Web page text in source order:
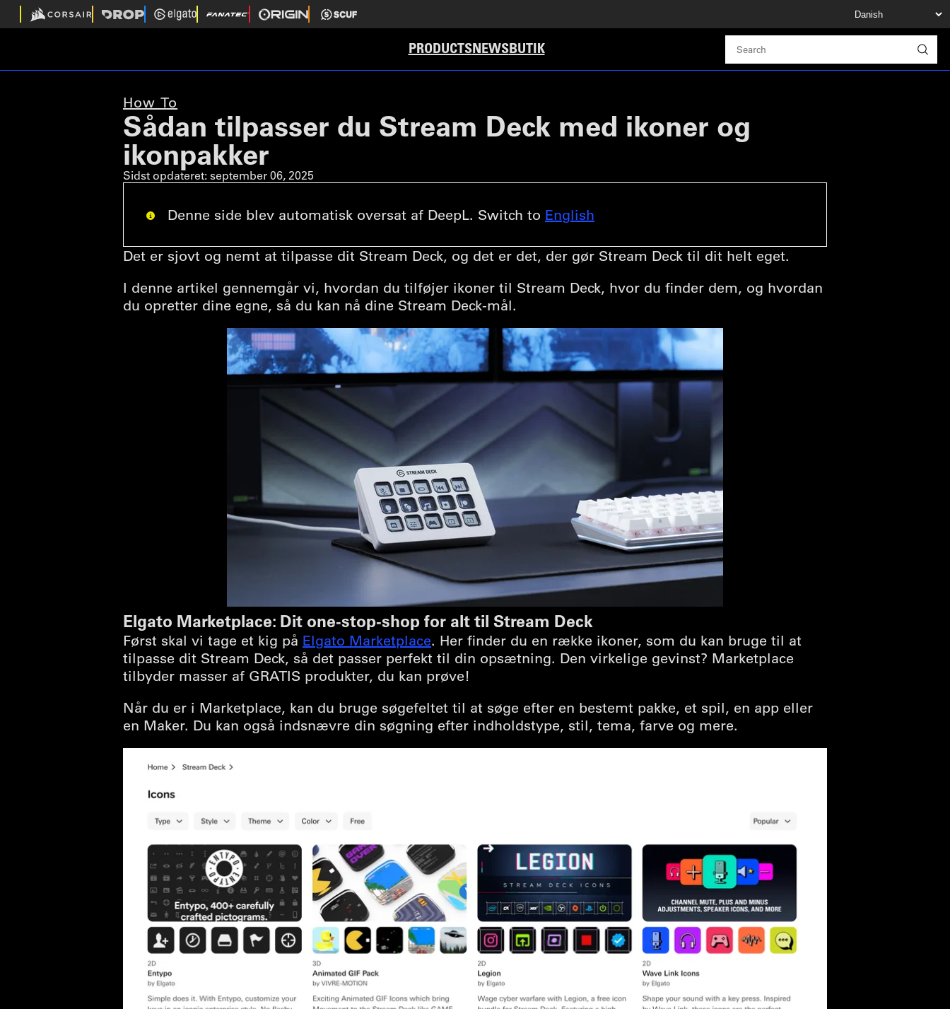
PRODUCTSNEWSBUTIK
How To
Sådan tilpasser du Stream Deck med ikoner og
ikonpakker
Sidst opdateret:september 06, 2025
Denne side blev automatisk oversat af DeepL. Switch to English
Det er sjovt og nemt at tilpasse dit Stream Deck, og det er det, der gør Stream Deck til dit helt eget.
I denne artikel gennemgår vi, hvordan du tilføjer ikoner til Stream Deck, hvor du finder dem, og hvordan
du opretter dine egne, så du kan nå dine Stream Deck-mål.
Elgato Marketplace: Dit one-stop-shop for alt til Stream Deck
Først skal vi tage et kig på Elgato Marketplace. Her finder du en række ikoner, som du kan bruge til at
tilpasse dit Stream Deck, så det passer perfekt til din opsætning. Den virkelige gevinst? Marketplace
tilbyder masser af GRATIS produkter, du kan prøve!
Når du er i Marketplace, kan du bruge søgefeltet til at søge efter en bestemt pakke, et spil, en app eller
en Maker. Du kan også indsnævre din søgning efter indholdstype, stil, tema, farve og mere.